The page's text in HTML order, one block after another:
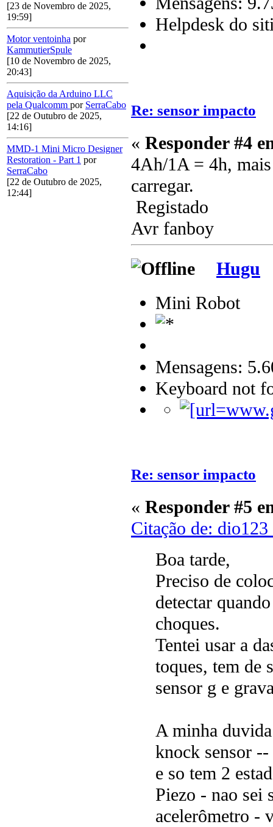
[23 de Novembro de 2025,
19:59]
Motor ventoinha por
KammutierSpule
[10 de Novembro de 2025,
20:43]
Aquisição da Arduino LLC
pela Qualcomm por SerraCabo
[22 de Outubro de 2025,
14:16]
MMD-1 Mini Micro Designer
Restoration - Part 1 por
SerraCabo
[22 de Outubro de 2025,
12:44]
Helpdesk do
Re: sensor impacto
« Responder #4
4Ah/1A = 4h, mais
carregar.
Registado
Avr fanboy
Hugu
Mini Robot
Mensagens:
Keyboard not
Re: sensor impacto
« Responder #5
Citação de:
Boa tarde,
Preciso de
detectar
choques.
Tentei usar a
toques, tem de
sensor g e
A minha
knock sensor
e so tem 2
Piezo - nao sei
acelerômetro -